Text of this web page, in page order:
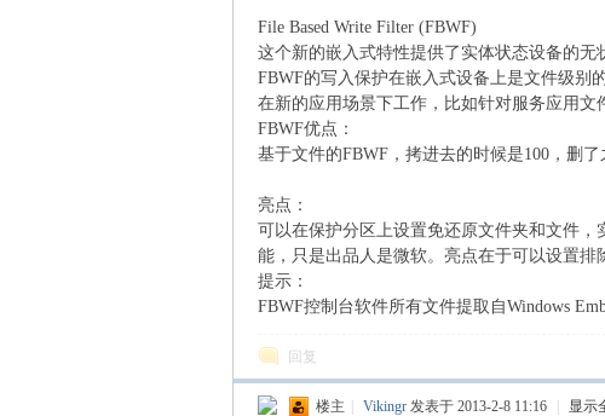
File Based Write Filter (FBWF)
这个新的嵌入式特性提供了实体状态设备的无
FBWF的写入保护在嵌入式设备上是文件级别
在新的应用场景下工作，比如针对服务应用文
FBWF优点：
基于文件的FBWF，拷进去的时候是100，删了
亮点：
可以在保护分区上设置免还原文件夹和文件
能，只是出品人是微软。亮点在于可以设置排
提示：
FBWF控制台软件所有文件提取自Windows
回复
楼主 Vikingr 发表于 2013-2-8 11:16 显示